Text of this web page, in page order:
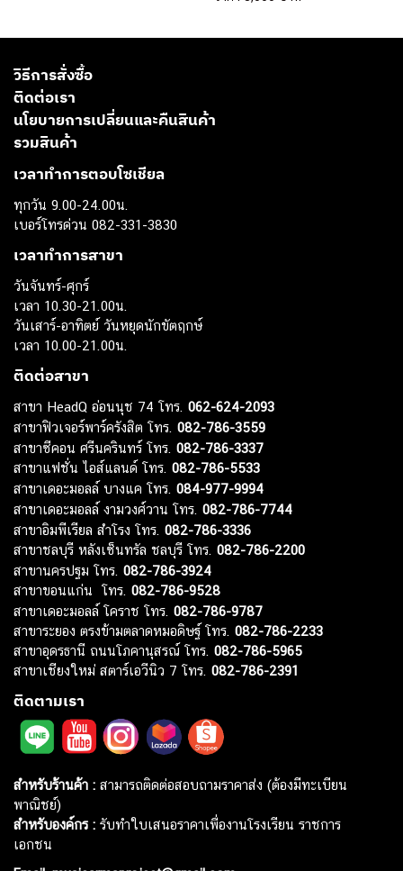
วิธีการสั่งซื้อ
ติดต่อเรา
นโยบายการเปลี่ยนและคืนสินค้า
รวมสินค้า
เวลาทำการตอบโซเชียล
ทุกวัน 9.00-24.00น.
เบอร์โทรด่วน 082-331-3830
เวลาทำการสาขา
วันจันทร์-ศุกร์
เวลา 10.30-21.00น.
วันเสาร์-อาทิตย์ วันหยุดนักขัตฤกษ์
เวลา 10.00-21.00น.
ติดต่อสาขา
สาขา HeadQ อ่อนนุช 74 โทร. 062-624-2093
สาขาฟิวเจอร์พาร์ครังสิต โทร. 082-786-3559
สาขาซีคอน ศรีนครินทร์ โทร. 082-786-3337
สาขาแฟชั่น ไอส์แลนด์ โทร. 082-786-5533
สาขาเดอะมอลล์ บางแค โทร. 084-977-9994
สาขาเดอะมอลล์ งามวงศ์วาน โทร. 082-786-7744
สาขาอิมพีเรียล สำโรง โทร. 082-786-3336
สาขาชลบุรี หลังเซ็นทรัล ชลบุรี โทร. 082-786-2200
สาขานครปฐม โทร. 082-786-3924
สาขาขอนแก่น โทร. 082-786-9528
สาขาเดอะมอลล์ โคราช โทร. 082-786-9787
สาขาระยอง ตรงข้ามตลาดหมอดิษฐ์ โทร. 082-786-2233
สาขาอุดรธานี ถนนโภคานุสรณ์ โทร. 082-786-5965
สาขาเชียงใหม่ สตาร์เอวีนิว 7 โทร. 082-786-2391
ติดตามเรา
สำหรับร้านค้า : สามารถติดต่อสอบถามราคาส่ง (ต้องมีทะเบียน
พาณิชย์)
สำหรับองค์กร : รับทำใบเสนอราคาเพื่องานโรงเรียน ราชการ
เอกชน